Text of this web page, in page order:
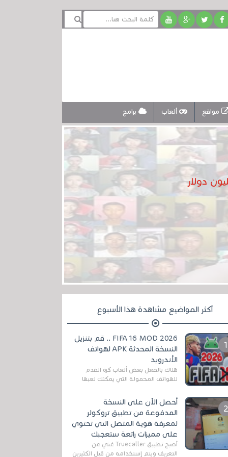
مواقع ألعاب برامج
أكثر المواضيع مشاهدة هذا الأسبوع
FIFA 16 MOD 2026 .. قم بتنزيل
النسخة المحدثة APK لهواتف
الأندرويد
هناك بالفعل بعض ألعاب كرة القدم
للهواتف المحمولة التي يمكنك لعبها
مثل EA Sports ...
أحصل الآن على النسخة
المدفوعة من تطبيق تروكولر
لمعرفة هوية المتصل التي تحتوي
على مميزات رائعة ستعجبك
أصبح تطبيق Truecaller غني عن
التعريف ويتم إستخدامه من قبل الكثيرين